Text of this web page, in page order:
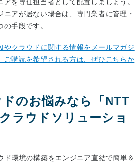
を専任担当者として配置しましょう。
ニアが居ない場合は、専門業者に管理・
手段です。
やクラウドに関する情報をメールマガジ
ご購読を希望される方は、ぜひこちらか
のお悩みなら「NTT
ラウドソリューショ
ド環境の構築をエンジニア直結で簡単＆